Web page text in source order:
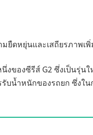
มยืดหยุ่นและเสถียรภาพเ
งของซีรีส์ G2 ซึ่งเป็นรุ่น
บน้ำหนักของรถยก ซึ่งใ